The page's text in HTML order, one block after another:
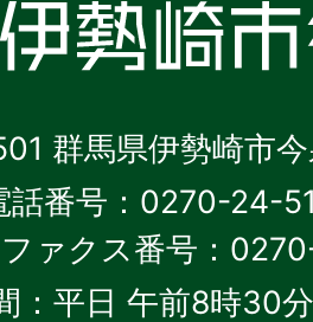
群馬県伊勢崎市
話番号：0270-24-
ファクス番号：
：平日 午前8時30